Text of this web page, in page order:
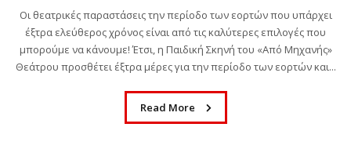
Οι θεατρικές παραστάσεις την περίοδο των εορτών που υπάρχει
έξτρα ελεύθερος χρόνος είναι από τις καλύτερες επιλογές που
μπορούμε να κάνουμε! Έτσι, η Παιδική Σκηνή του «Από Μηχανής»
Θεάτρου προσθέτει έξτρα μέρες για την περίοδο των εορτών και...
Read More